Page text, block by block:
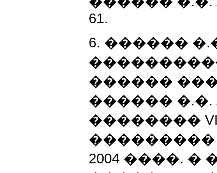
61.
6. ������
������
������ �.�.
��������
���������
2004 ����.